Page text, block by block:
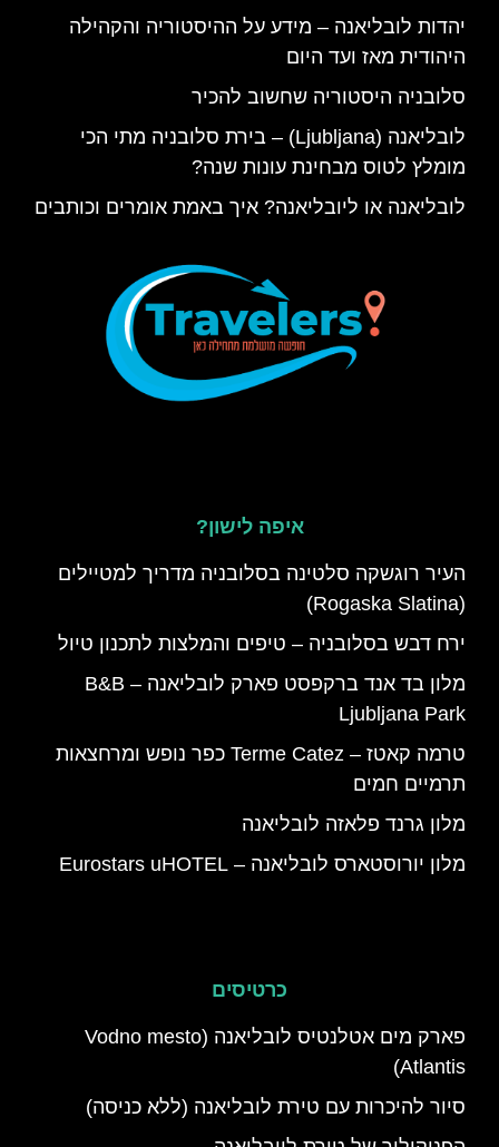
יהדות לובליאנה – מידע על ההיסטוריה והקהילה
היהודית מאז ועד היום
סלובניה היסטוריה שחשוב להכיר
לובליאנה (Ljubljana) – בירת סלובניה מתי הכי
מומלץ לטוס מבחינת עונות שנה?
לובליאנה או ליובליאנה? איך באמת אומרים וכותבים
איפה לישון?
העיר רוגשקה סלטינה בסלובניה מדריך למטיילים
(Rogaska Slatina)
ירח דבש בסלובניה – טיפים והמלצות לתכנון טיול
מלון בד אנד ברקפסט פארק לובליאנה – B&B
Ljubljana Park
טרמה קאטז – Terme Catez כפר נופש ומרחצאות
תרמיים חמים
מלון גרנד פלאזה לובליאנה
מלון יורוסטארס לובליאנה – Eurostars uHOTEL
כרטיסים
פארק מים אטלנטיס לובליאנה (Vodno mesto
Atlantis)
סיור להיכרות עם טירת לובליאנה (ללא כניסה)